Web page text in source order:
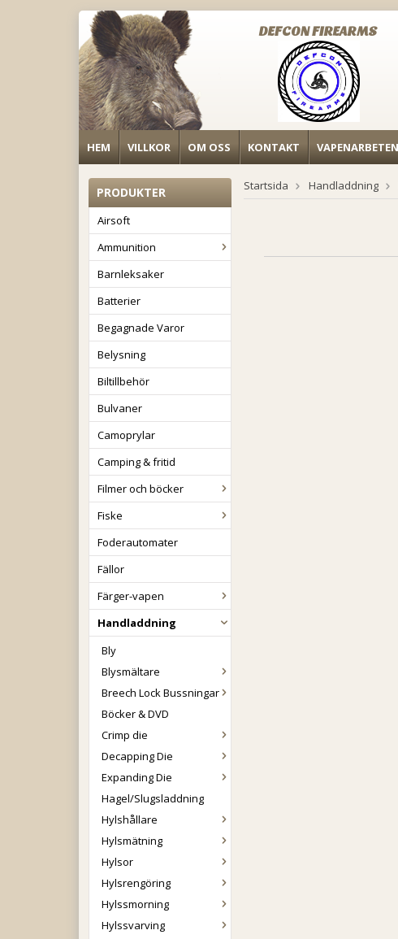
DEFCON FIREARMS
HEM VILLKOR OM OSS KONTAKT VAPENARBETEN
PRODUKTER
Airsoft
Ammunition
Barnleksaker
Batterier
Begagnade Varor
Belysning
Biltillbehör
Bulvaner
Camoprylar
Camping & fritid
Filmer och böcker
Fiske
Foderautomater
Fällor
Färger-vapen
Handladdning
Bly
Blysmältare
Breech Lock Bussningar
Böcker & DVD
Crimp die
Decapping Die
Expanding Die
Hagel/Slugsladdning
Hylshållare
Hylsmätning
Hylsor
Hylsrengöring
Hylssmorning
Hylssvarving
Startsida Handladdning